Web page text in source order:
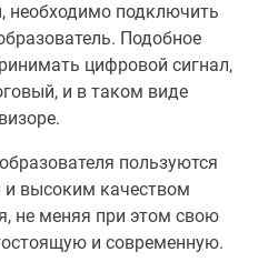
подключить
Подобное
цифровой сигнал,
и в таком виде
пользуются
высоким качеством
не меняя при этом свою
и современную.